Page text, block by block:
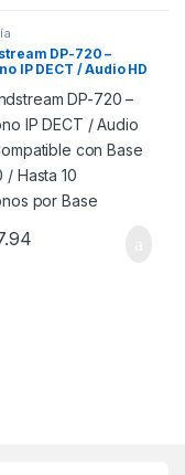
DP-720 –
IP DECT / Audio HD
con Base
Hasta 10 Teléfonos